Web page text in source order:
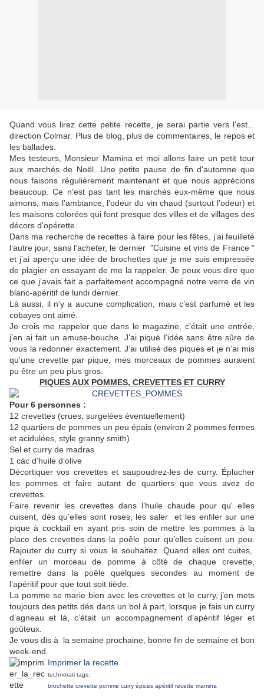
Quand vous lirez cette petite recette, je serai partie vers l'est...
direction Colmar. Plus de blog, plus de commentaires, le repos et
les ballades.
Mes testeurs, Monsieur Mamina et moi allons faire un petit tour
aux marchés de Noël. Une petite pause de fin d'automne que
nous faisons régulièrement maintenant et que nous apprécions
beaucoup. Ce n'est pas tant les marchés eux-même que nous
aimons, mais l'ambiance, l'odeur du vin chaud (surtout l'odeur) et
les maisons colorées qui font presque des villes et de villages des
décors d'opérette.
Dans ma recherche de recettes à faire pour les fêtes, j’ai feuilleté
l’autre jour, sans l’acheter, le dernier "Cuisine et vins de France "
et j’ai aperçu une idée de brochettes que je me suis empressée
de plagier en essayant de me la rappeler. Je peux vous dire que
ce que j’avais fait a parfaitement accompagné notre verre de vin
blanc-apéritif de lundi dernier.
Là aussi, il n’y a aucune complication, mais c’est parfumé et les
cobayes ont aimé.
Je crois me rappeler que dans le magazine, c’était une entrée,
j’en ai fait un amuse-bouche. J’ai piqué l’idée sans être sûre de
vous la redonner exactement. J’ai utilisé des piques et je n’ai mis
qu’une crevette par pique, mes morceaux de pommes auraient
pu être un peu plus gros.
PIQUES AUX POMMES, CREVETTES ET CURRY
Pour 6 personnes :
12 crevettes (crues, surgelées éventuellement)
12 quartiers de pommes un peu épais (environ 2 pommes fermes
et acidulées, style granny smith)
Sel et curry de madras
1 càc d’huile d’olive
Décortiquer vos crevettes et saupoudrez-les de curry. Éplucher
les pommes et faire autant de quartiers que vous avez de
crevettes.
Faire revenir les crevettes dans l’huile chaude pour qu' elles
cuisent, dès qu’elles sont roses, les saler et les enfiler sur une
pique à cocktail en ayant pris soin de mettre les pommes à la
place des crevettes dans la poêle pour qu’elles cuisent un peu.
Rajouter du curry si vous le souhaitez. Quand elles ont cuites,
enfiler un morceau de pomme à côté de chaque crevette,
remettre dans la poêle quelques secondes au moment de
l’apéritif pour que tout soit tiède.
La pomme se marie bien avec les crevettes et le curry, j’en mets
toujours des petits dés dans un bol à part, lorsque je fais un curry
d’agneau et là, c’était un accompagnement d’apéritif léger et
goûteux.
Je vous dis à la semaine prochaine, bonne fin de semaine et bon
week-end.
Imprimer la recette
technorati tags:
brochette crevette pomme curry épices apéritif recette mamina